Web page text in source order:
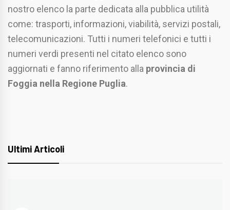
nostro elenco la parte dedicata alla pubblica utilità
come: trasporti, informazioni, viabilità, servizi postali,
telecomunicazioni. Tutti i numeri telefonici e tutti i
numeri verdi presenti nel citato elenco sono
aggiornati e fanno riferimento alla provincia di
Foggia nella Regione Puglia.
Ultimi Articoli